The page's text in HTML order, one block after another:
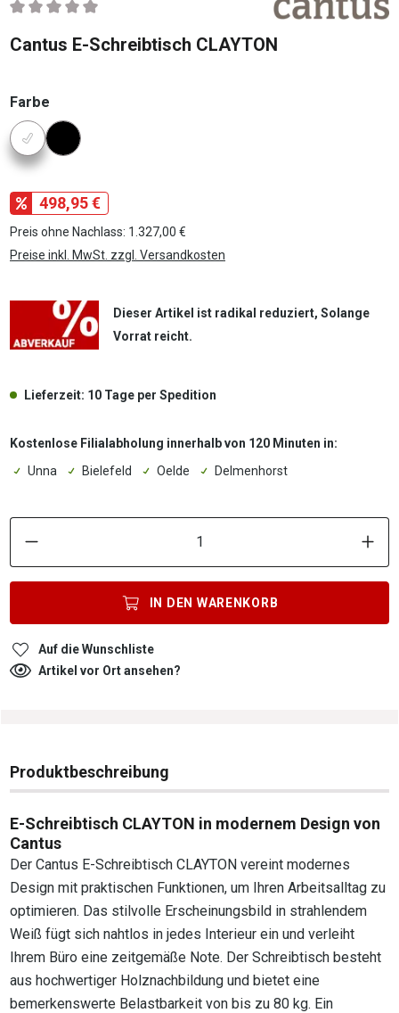
Durchschnittliche Bewertung von 0 von 5 Sternen
Cantus E-Schreibtisch CLAYTON
Farbe
Konfigurator Farbe
498,95 €
Preis ohne Nachlass: 1.327,00 €
Preise inkl. MwSt. zzgl. Versandkosten
Dieser Artikel ist radikal reduziert, Solange
Vorrat reicht.
Lieferzeit: 10 Tage per Spedition
Kostenlose Filialabholung innerhalb von 120 Minuten in:
Unna
Bielefeld Oelde Delmenhorst
IN DEN WARENKORB
Auf die Wunschliste
Artikel vor Ort ansehen?
Produktbeschreibung
E-Schreibtisch CLAYTON in modernem Design von
Cantus
Der Cantus E-Schreibtisch CLAYTON vereint modernes
Design mit praktischen Funktionen, um Ihren Arbeitsalltag zu
optimieren. Das stilvolle Erscheinungsbild in strahlendem
Weiß fügt sich nahtlos in jedes Interieur ein und verleiht
Ihrem Büro eine zeitgemäße Note. Der Schreibtisch besteht
aus hochwertiger Holznachbildung und bietet eine
bemerkenswerte Belastbarkeit von bis zu 80 kg. Ein